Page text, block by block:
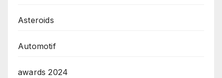
Asteroids
Automotif
awards 2024